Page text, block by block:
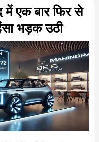
में एक बार फिर से
भड़क उठी